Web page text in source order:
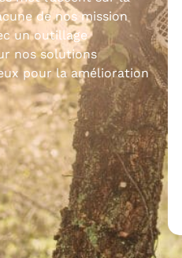
de nos mission
un outillage
nos solutions
pour la amélioration